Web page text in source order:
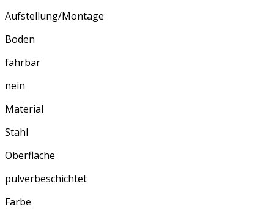
Aufstellung/Montage
Boden
fahrbar
nein
Material
Stahl
Oberfläche
pulverbeschichtet
Farbe